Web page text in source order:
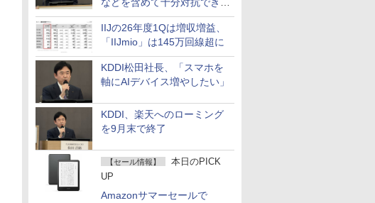
る」
IIJの26年度1Qは増収増益、
「IIJmio」は145万回線超に
KDDI松田社長、「スマホを
軸にAIデバイス増やしたい」
KDDI、楽天へのローミング
を9月末で終了
【セール情報】
本日のPICK
UP
Amazonサマーセールで